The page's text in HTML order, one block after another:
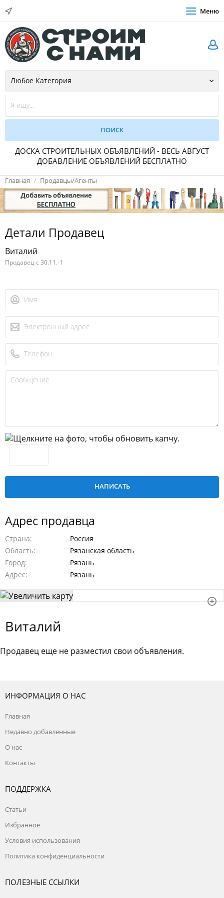
Меню
ДОСКА СТРОИТЕЛЬНЫХ ОБЪЯВЛЕНИЙ - ВЕСЬ АВГУСТ
ДОБАВЛЕНИЕ ОБЪЯВЛЕНИЙ БЕСПЛАТНО
Главная Продавцы/Агенты
Детали Продавец
Виталий
Продавец с 30.11.-1
Адрес продавца
Страна
Россия
Область
Рязанская область
Город
Рязань
Адрес
Рязань
Виталий
Продавец еще не разместил свои объявления.
ИНФОРМАЦИЯ О НАС
Главная
Недавно добавленные
О нас
Контакты
ПОДДЕРЖКА
Статьи
Избранное
Условия использования
Политика конфиденциальности
ПОЛЕЗНЫЕ ССЫЛКИ